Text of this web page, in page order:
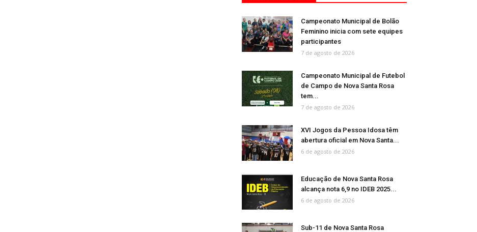
Campeonato Municipal de Bolão
Feminino inicia com sete equipes
participantes
7 de agosto de 2026
Campeonato Municipal de Futebol
de Campo de Nova Santa Rosa
tem...
7 de agosto de 2026
XVI Jogos da Pessoa Idosa têm
abertura oficial em Nova Santa...
6 de agosto de 2026
Educação de Nova Santa Rosa
alcança nota 6,9 no IDEB 2025...
6 de agosto de 2026
Sub-11 de Nova Santa Rosa